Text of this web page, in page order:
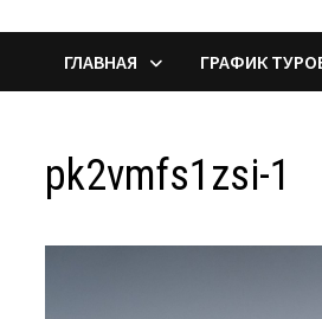
ГЛАВНАЯ ГРАФИК
pk2vmfs1zsi-1